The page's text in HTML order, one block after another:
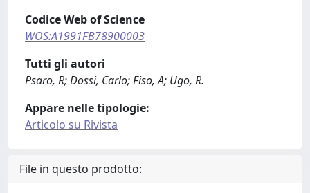
Codice Web of Science
WOS:A1991FB78900003
Tutti gli autori
Psaro, R; Dossi, Carlo; Fiso, A; Ugo, R.
Appare nelle tipologie:
Articolo su Rivista
File in questo prodotto: